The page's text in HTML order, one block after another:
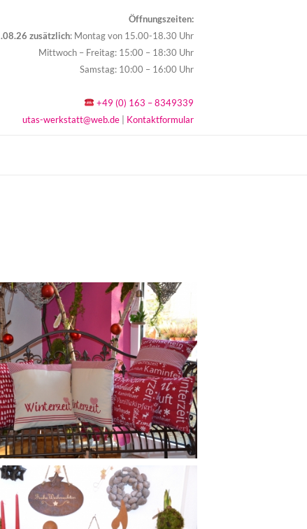
Öffnungszeiten:
zusätzlich: Montag von 15.00-18.30 Uhr
Mittwoch – Freitag: 15:00 – 18:30 Uhr
Samstag: 10:00 – 16:00 Uhr
+49 (0) 163 – 8349339
utas-werkstatt@web.de
Kontaktformular